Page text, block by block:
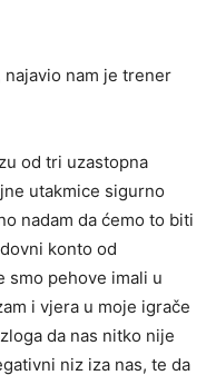
najavio nam je trener
od tri uzastopna
utakmice sigurno
nadam da ćemo to biti
konto od
smo pehove imali u
i vjera u moje igrače
da nas nitko nije
niz iza nas, te da